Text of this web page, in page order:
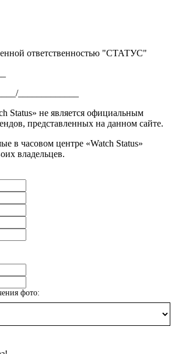
ответственностью "СТАТУС"
_____________
Status» не является официальным
представленных на данном сайте.
в часовом центре «Watch Status»
владельцев.
фото: